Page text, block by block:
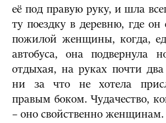
её под правую руку, и шла
ту поездку в деревню, где
пожилой женщины, когда,
автобуса, она подвернула
отдыхая, на руках почти
ни за что не хотела
правым боком. Чудачество,
– оно свойственно женщинам.